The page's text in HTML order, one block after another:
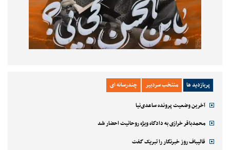
پربازدید ها منتخب سردبیر چندرسانه ای
آخرین وضعیت پرونده ساعدی‌نیا
محمدباقر خرازی به دادگاه ویژه روحانیت احضار شد
قالیباف روز خبرنگار را تبریک گفت